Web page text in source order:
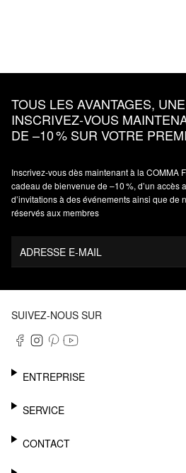
TOUS LES AVANTAGES,
INSCRIVEZ‑VOUS
DE –10 % SUR VOTRE
Inscrivez‑vous dès maintenant à la COMMA
cadeau de bienvenue de –10 %, d’un accès
d’invitations à des événements ainsi que de
réservés aux membres
ADRESSE E-MAIL
SUIVEZ-NOUS SUR
ENTREPRISE
CARRIÈRE
SERVICE
NEWSLETTER
CONTACT